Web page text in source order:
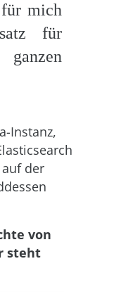
mich
für
Instanz,
auf der
von
steht